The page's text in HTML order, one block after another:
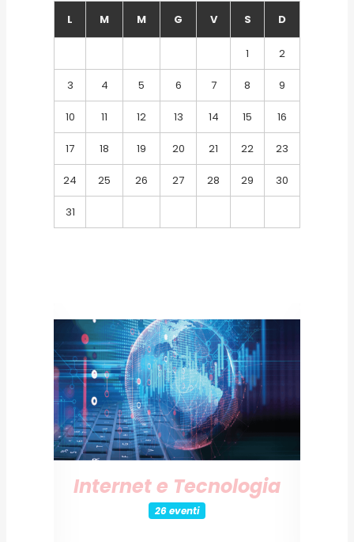
L M M G V S D
1 2
3 4 5 6 7 8 9
10 11 12 13 14 15 16
17 18 19 20 21 22 23
24 25 26 27 28 29 30
31
Internet e Tecnologia
26 eventi